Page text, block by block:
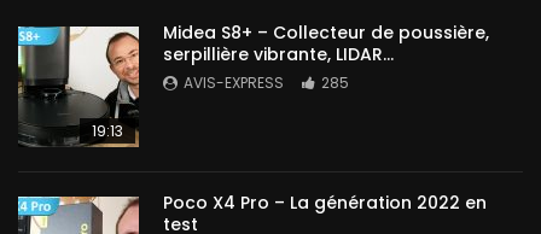
19:13
Midea S8+ – Collecteur de poussière,
serpillière vibrante, LIDAR…
AVIS-EXPRESS 285
Poco X4 Pro – La génération 2022 en
test